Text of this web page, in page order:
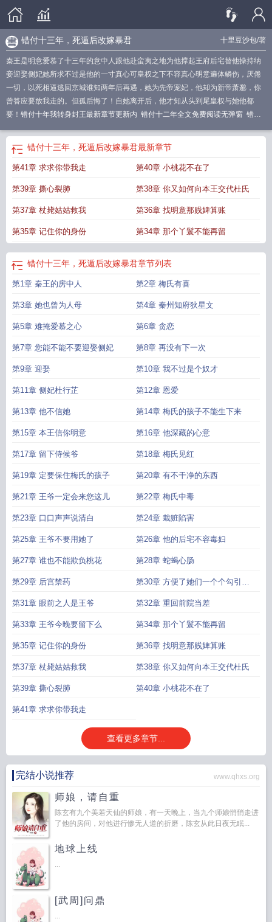
十里豆沙包/著
错付十三年，死遁后改嫁暴君
秦王是明意爱慕了十三年的意中人跟他赴蛮夷之地为他撑起王府后宅替他操持纳
妾迎娶侧妃她所求不过是他的一寸真心可皇权之下不容真心明意遍体鳞伤，厌倦
一切，以死相逼逃回京城谁知两年后再遇，她为先帝宠妃，他却为新帝萧邈，你
曾答应要放我走的。但孤后悔了！自她离开后，他才知从头到尾皇权与她他都
要！ 错付十年我转身封王最新章节更新内 错付十二年全文免费阅读无弹窗 错付
封王漫剧
错付十年我转身封王最新章节更新内容 错付十三年短剧
身封王免費短剧
错付十三年，死遁后改嫁暴君最新章节
第41章 求求你带我走 第40章 小桃花不在了
第39章 撕心裂肺 第38章 你又如何向本王交代杜氏
第37章 杖毙姑姑救我 第36章 找明意那贱婢算账
第35章 记住你的身份 第34章 那个丫鬟不能再留
错付十三年，死遁后改嫁暴君章节列表
第1章 秦王的房中人 第2章 梅氏有喜
第3章 她也曾为人母 第4章 秦州知府狄星文
第5章 难掩爱慕之心 第6章 贪恋
第7章 您能不能不要迎娶侧妃 第8章 再没有下一次
第9章 迎娶 第10章 我不过是个奴才
第11章 侧妃杜行芷 第12章 恩爱
第13章 他不信她 第14章 梅氏的孩子不能生下来
第15章 本王信你明意 第16章 他深藏的心意
第17章 留下侍候爷 第18章 梅氏见红
第19章 定要保住梅氏的孩子 第20章 有不干净的东西
第21章 王爷一定会来您这儿 第22章 梅氏中毒
第23章 口口声声说清白 第24章 栽赃陷害
第25章 王爷不要用她了 第26章 他的后宅不容毒妇
第27章 谁也不能欺负桃花 第28章 蛇蝎心肠
第29章 后宫禁药 第30章 方便了她们一个个勾引王
爷
第31章 眼前之人是王爷 第32章 重回前院当差
第33章 王爷今晚要留下么 第34章 那个丫鬟不能再留
第35章 记住你的身份 第36章 找明意那贱婢算账
第37章 杖毙姑姑救我 第38章 你又如何向本王交代杜氏
第39章 撕心裂肺 第40章 小桃花不在了
第41章 求求你带我走
查看更多章节...
完结小说推荐 www.qhxs.org
师娘，请自重
陈玄有九个美若天仙的师娘，有一天晚上，当九个师娘悄悄走进
了他的房间，对他进行惨无人道的折磨，陈玄从此日夜无眠...
地球上线
...
[武周]问鼎
...